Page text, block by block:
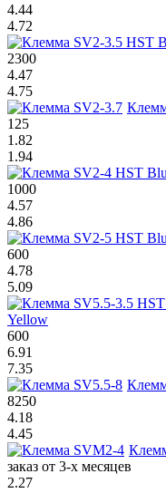
4.44
4.72
2300
4.47
4.75
125
1.82
1.94
1000
4.57
4.86
600
4.78
5.09
Yellow
600
6.91
7.35
8250
4.18
4.45
заказ от 3-х месяцев
2.27